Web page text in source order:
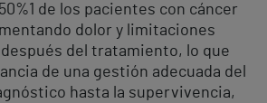
de los pacientes con cáncer
dolor y limitaciones
del tratamiento, lo que
de una gestión adecuada del
hasta la supervivencia,